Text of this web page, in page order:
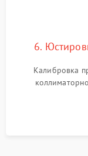
6.
Калибровка
механизма
ударном